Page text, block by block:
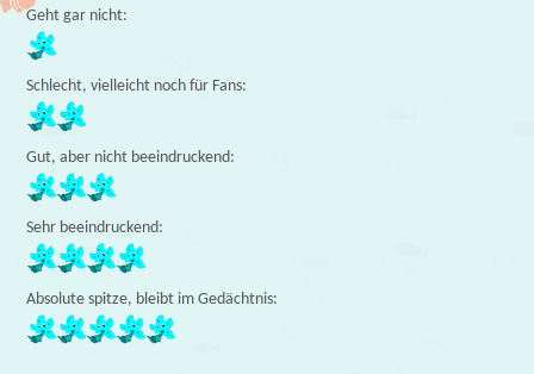
Geht gar nicht:
Schlecht, vielleicht noch für Fans:
Gut, aber nicht beeindruckend:
Sehr beeindruckend:
Absolute spitze, bleibt im Gedächtnis: